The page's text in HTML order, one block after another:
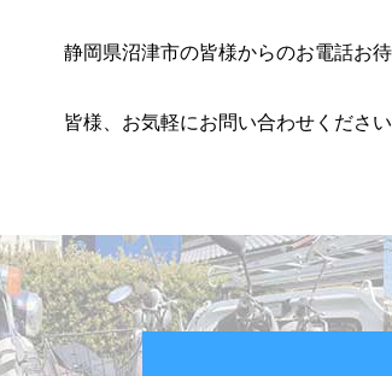
静岡県沼津市の皆様からのお電話お
皆様、お気軽にお問い合わせくださ